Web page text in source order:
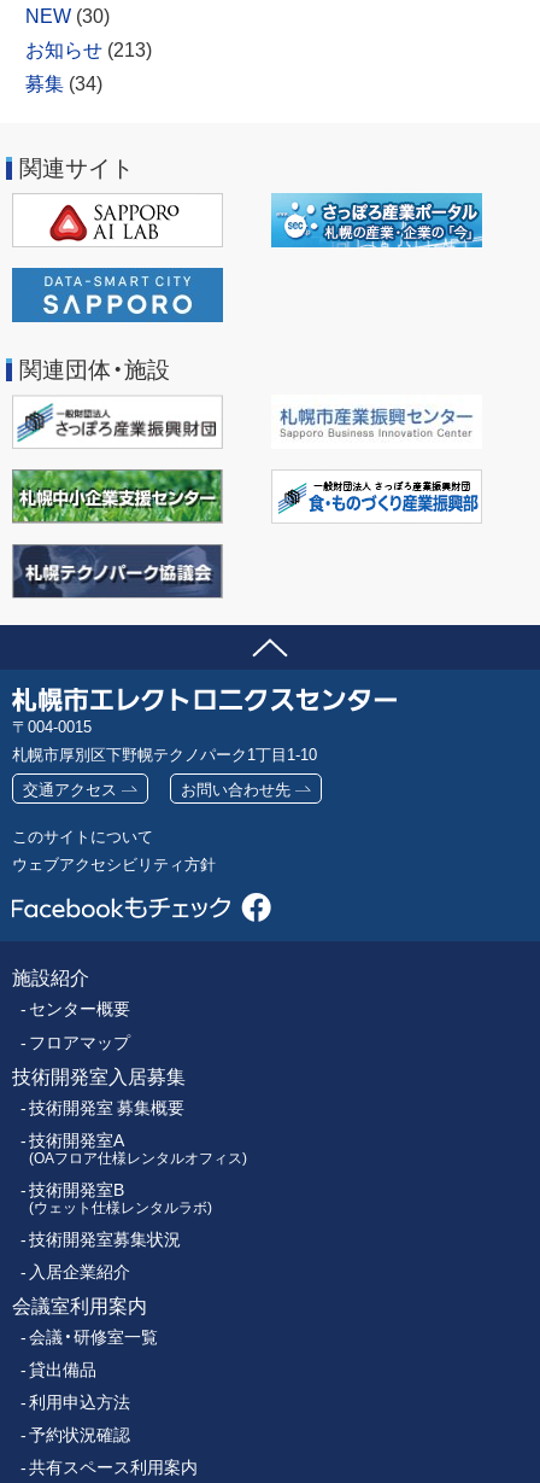
NEW (30)
お知らせ (213)
募集 (34)
関連サイト
関連団体・施設
ページの先頭へ
問い合わせ先
郵
便
番
号
004-0015
札幌市厚別区下野幌テクノパーク1丁目1-10
交通アクセス
お問い合わせ先
このサイトについて
ウェブアクセシビリティ方針
フ
ッ
タ
ー
メ
ニ
ュ
ー
施設紹介
センター概要
フロアマップ
技術開発室入居募集
技術開発室 募集概要
技術開発室A
(OAフロア仕様レンタルオフィス)
技術開発室B
(ウェット仕様レンタルラボ)
技術開発室募集状況
入居企業紹介
会議室利用案内
会議・研修室一覧
貸出備品
利用申込方法
予約状況確認
共有スペース利用案内